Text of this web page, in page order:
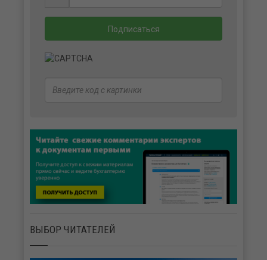
ВЫБОР ЧИТАТЕЛЕЙ